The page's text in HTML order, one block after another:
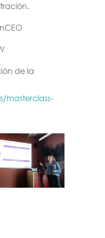
de la
masterclass-